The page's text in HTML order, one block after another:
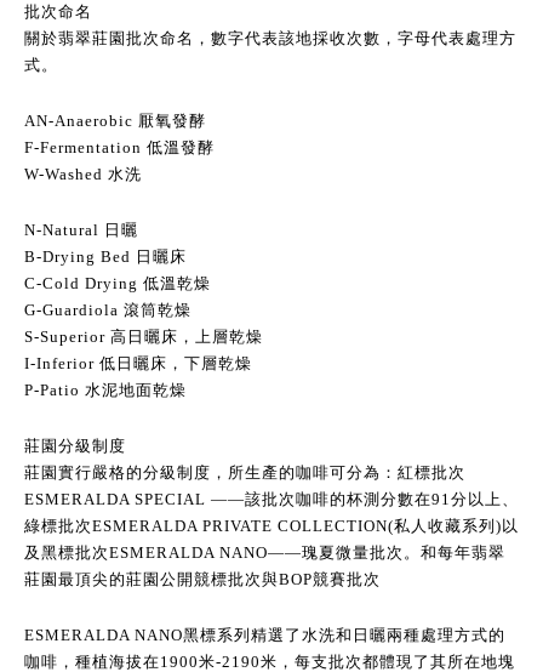
批次命名
關於翡翠莊園批次命名，數字代表該地採收次數，字母代表處理方
式。
AN-Anaerobic 厭氧發酵
F-Fermentation 低溫發酵
W-Washed 水洗
N-Natural 日曬
B-Drying Bed 日曬床
C-Cold Drying 低溫乾燥
G-Guardiola 滾筒乾燥
S-Superior 高日曬床，上層乾燥
I-Inferior 低日曬床，下層乾燥
P-Patio 水泥地面乾燥
莊園分級制度
莊園實行嚴格的分級制度，所生產的咖啡可分為：紅標批次
ESMERALDA SPECIAL ——該批次咖啡的杯測分數在91分以上、
綠標批次ESMERALDA PRIVATE COLLECTION(私人收藏系列)以
及黑標批次ESMERALDA NANO——瑰夏微量批次。和每年翡翠
莊園最頂尖的莊園公開競標批次與BOP競賽批次
ESMERALDA NANO黑標系列精選了水洗和日曬兩種處理方式的
咖啡，種植海拔在1900米-2190米，每支批次都體現了其所在地塊